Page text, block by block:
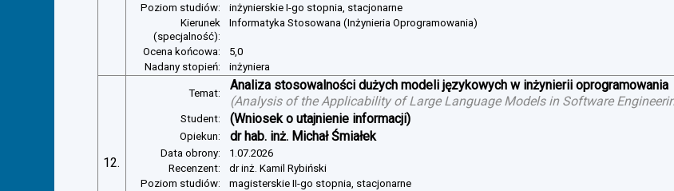
Poziom studiów:
inżynierskie I-go stopnia, stacjonarne
Kierunek
(specjalność):
Informatyka Stosowana (Inżynieria Oprogramowania)
Ocena końcowa:
5,0
Nadany stopień:
inżyniera
12.
Temat:
Analiza stosowalności dużych modeli językowych w inżynierii oprogramowania
(Analysis of the Applicability of Large Language Models in Software
Student: (Wniosek o utajnienie informacji)
Opiekun: dr hab. inż. Michał Śmiałek
Data obrony:
1.07.2026
Recenzent:
dr inż. Kamil Rybiński
Poziom studiów:
magisterskie II-go stopnia, stacjonarne